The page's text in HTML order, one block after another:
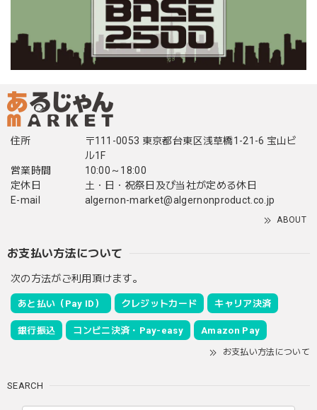
住所
〒111-0053 東京都台東区浅草橋1-21-6 宝山ビ
ル1F
営業時間
10:00～18:00
定休日
土・日・祝祭日及び当社が定める休日
E-mail
algernon-market@algernonproduct.co.jp
ABOUT
お支払い方法について
次の方法がご利用頂けます。
あと払い（Pay ID） クレジットカード キャリア決済
銀行振込 コンビニ決済・Pay-easy Amazon Pay
お支払い方法について
SEARCH